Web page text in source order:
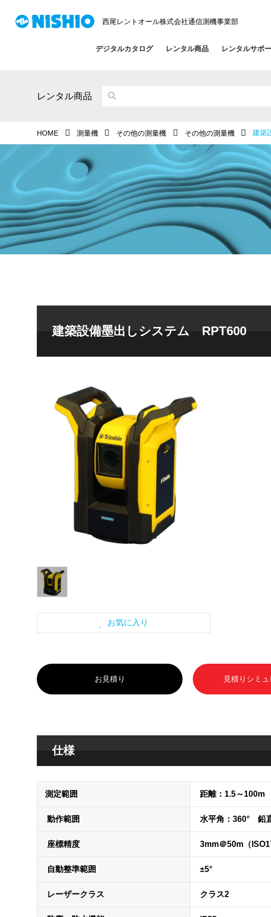
西尾レントオール株式会社通信測機事業部
デジタルカタログ レンタル商品 レンタルサポ
レンタル商品
建築
その他の測量機
その他の測量機
測量機
HOME
建築設備墨出しシステム RPT600
お気に入り
お見積り 見積りシミ
仕様
測定範囲 距離：1.5～100m
動作範囲 水平角：360° 鉛
座標精度 3mm＠50m（
自動整準範囲 ±5°
レーザークラス クラス2